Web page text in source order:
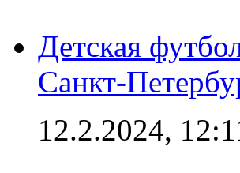
Детская
Санкт-
12.2.2024,